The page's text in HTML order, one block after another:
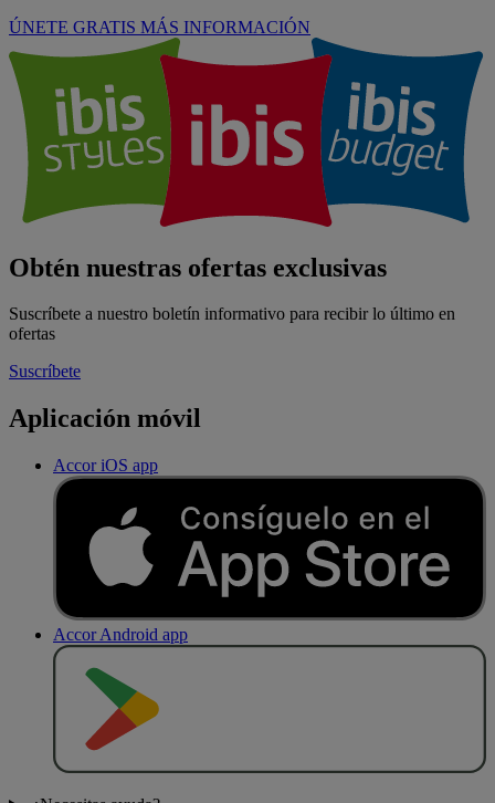
ÚNETE GRATIS MÁS INFORMACIÓN
Obtén nuestras ofertas exclusivas
Suscríbete a nuestro boletín informativo para recibir lo último en
ofertas
Suscríbete
Aplicación móvil
Accor iOS app
Accor Android app